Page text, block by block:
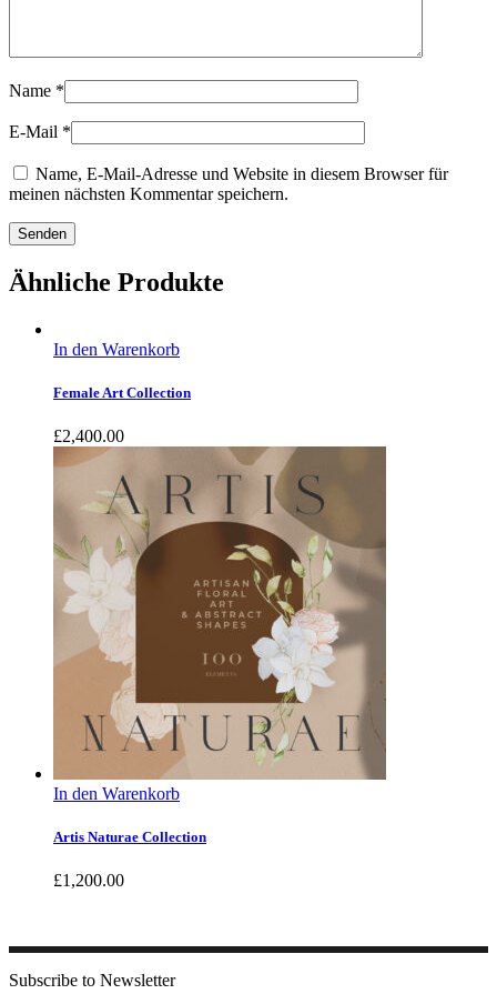
Name *
E-Mail *
Name, E-Mail-Adresse und Website in diesem Browser für
meinen nächsten Kommentar speichern.
Ähnliche Produkte
In den Warenkorb
Female Art Collection
£2,400.00
In den Warenkorb
Artis Naturae Collection
£1,200.00
Subscribe to Newsletter